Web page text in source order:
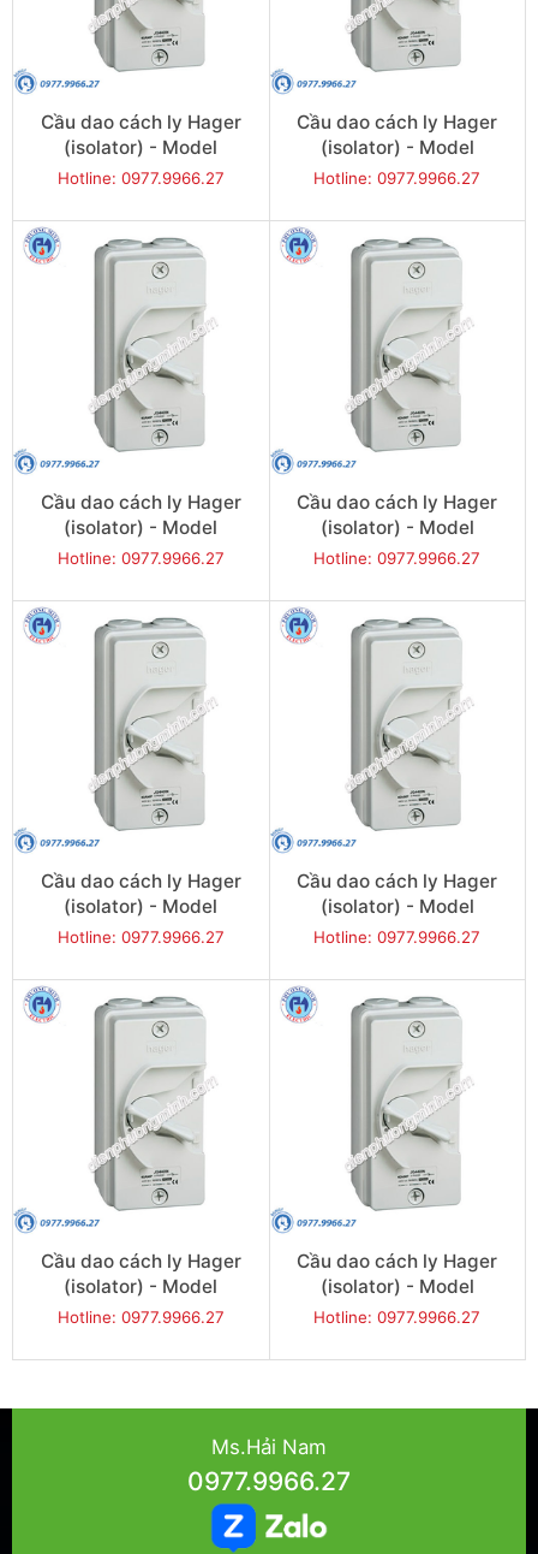
Cầu dao cách ly Hager
(isolator) - Model
JG440U
Hotline: 0977.9966.27
Cầu dao cách ly Hager
(isolator) - Model
JG463U
Hotline: 0977.9966.27
Cầu dao cách ly Hager
(isolator) - Model
JG220IN
Hotline: 0977.9966.27
Cầu dao cách ly Hager
(isolator) - Model
JG232IN
Hotline: 0977.9966.27
Cầu dao cách ly Hager
(isolator) - Model
JG240IN
Hotline: 0977.9966.27
Cầu dao cách ly Hager
(isolator) - Model
JG263IN
Hotline: 0977.9966.27
Cầu dao cách ly Hager
(isolator) - Model
JG320IN
Hotline: 0977.9966.27
Cầu dao cách ly Hager
(isolator) - Model
JG332IN
Hotline: 0977.9966.27
Ms.Hải Nam
0977.9966.27